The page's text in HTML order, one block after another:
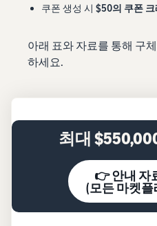
쿠폰 생성 시 $50의 쿠폰 크
아래 표와 자료를 통해 구
하세요.
최대
👉 안내 자
(모든 마켓